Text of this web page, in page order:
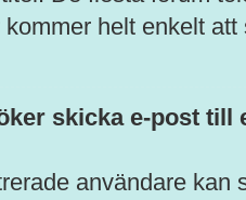
helt enkelt
skicka e-post till
användare kan